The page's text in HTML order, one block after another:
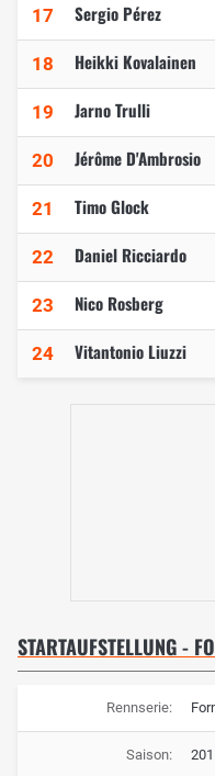
17 Sergio Pérez
18 Heikki Kovalainen
19 Jarno Trulli
20 Jérôme D'Ambrosio
21 Timo Glock
22 Daniel Ricciardo
23 Nico Rosberg
24 Vitantonio Liuzzi
STARTAUFSTELLUNG -
Rennserie:
Saison: